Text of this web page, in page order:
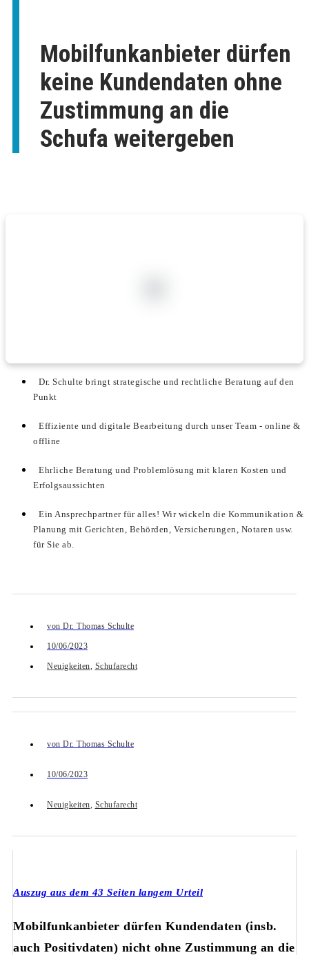
Mobilfunkanbieter dürfen
keine Kundendaten ohne
Zustimmung an die
Schufa weitergeben
Dr. Schulte bringt strategische und rechtliche Beratung auf den
Punkt
Effiziente und digitale Bearbeitung durch unser Team - online &
offline
Ehrliche Beratung und Problemlösung mit klaren Kosten und
Erfolgsaussichten
Ein Ansprechpartner für alles! Wir wickeln die Kommunikation &
Planung mit Gerichten, Behörden, Versicherungen, Notaren usw.
für Sie ab.
von Dr. Thomas Schulte
10/06/2023
Neuigkeiten, Schufarecht
von Dr. Thomas Schulte
10/06/2023
Neuigkeiten, Schufarecht
Auszug aus dem 43 Seiten langem Urteil
Mobilfunkanbieter dürfen Kundendaten (insb.
auch Positivdaten) nicht ohne Zustimmung an die